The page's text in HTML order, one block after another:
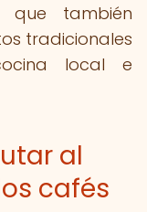
que también
tradicionales
local e
al
cafés